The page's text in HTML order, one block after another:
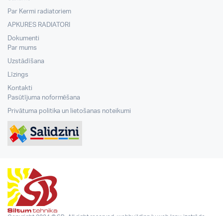
Par Kermi radiatoriem
APKURES RADIATORI
Dokumenti
Par mums
Uzstādīšana
Līzings
Kontakti
Pasūtījuma noformēšana
Privātuma politika un lietošanas noteikumi